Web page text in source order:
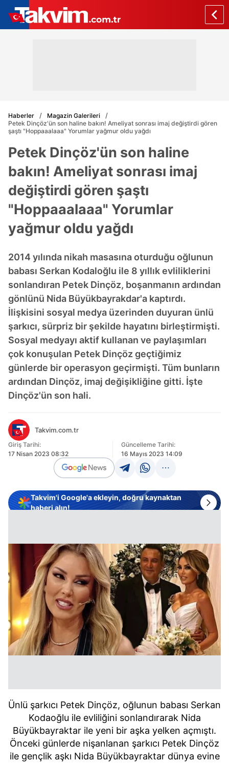
Haberler
Magazin Galerileri
Petek Dinçöz'ün son haline bakın! Ameliyat sonrası imaj değiştirdi gören
şaştı "Hoppaaalaaa" Yorumlar yağmur oldu yağdı
Petek Dinçöz'ün son haline
bakın! Ameliyat sonrası imaj
değiştirdi gören şaştı
"Hoppaaalaaa" Yorumlar
yağmur oldu yağdı
2014 yılında nikah masasına oturduğu oğlunun
babası Serkan Kodaloğlu ile 8 yıllık evliliklerini
sonlandıran Petek Dinçöz, boşanmanın ardından
gönlünü Nida Büyükbayrakdar'a kaptırdı.
İlişkisini sosyal medya üzerinden duyuran ünlü
şarkıcı, sürpriz bir şekilde hayatını birleştirmişti.
Sosyal medyayı aktif kullanan ve paylaşımları
çok konuşulan Petek Dinçöz geçtiğimiz
günlerde bir operasyon geçirmişti. Tüm bunların
ardından Dinçöz, imaj değişikliğine gitti. İşte
Dinçöz'ün son hali.
Takvim.com.tr
Giriş Tarihi:
17 Nisan 2023 08:32
Güncelleme Tarihi:
16 Mayıs 2023 14:09
Takvim'i Google'a ekleyin, doğru kaynaktan
haberi alın!
Ünlü şarkıcı Petek Dinçöz, oğlunun babası Serkan
Kodaoğlu ile evliliğini sonlandırarak Nida
Büyükbayraktar ile yeni bir aşka yelken açmıştı.
Önceki günlerde nişanlanan şarkıcı Petek Dinçöz
ile gençlik aşkı Nida Büyükbayraktar dünya evine